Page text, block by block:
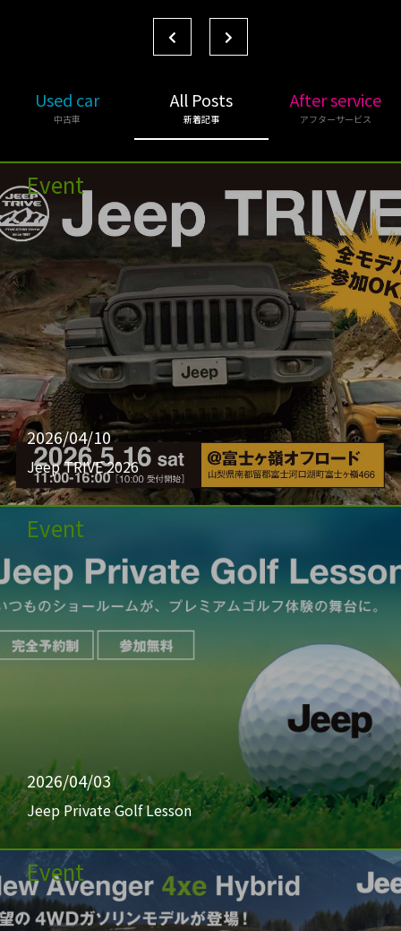
Used car
中古車
All Posts
新着記事
After service
アフターサービス
Event
2026/04/10
Jeep TRIVE 2026
Event
2026/04/03
Jeep Private Golf Lesson
Event